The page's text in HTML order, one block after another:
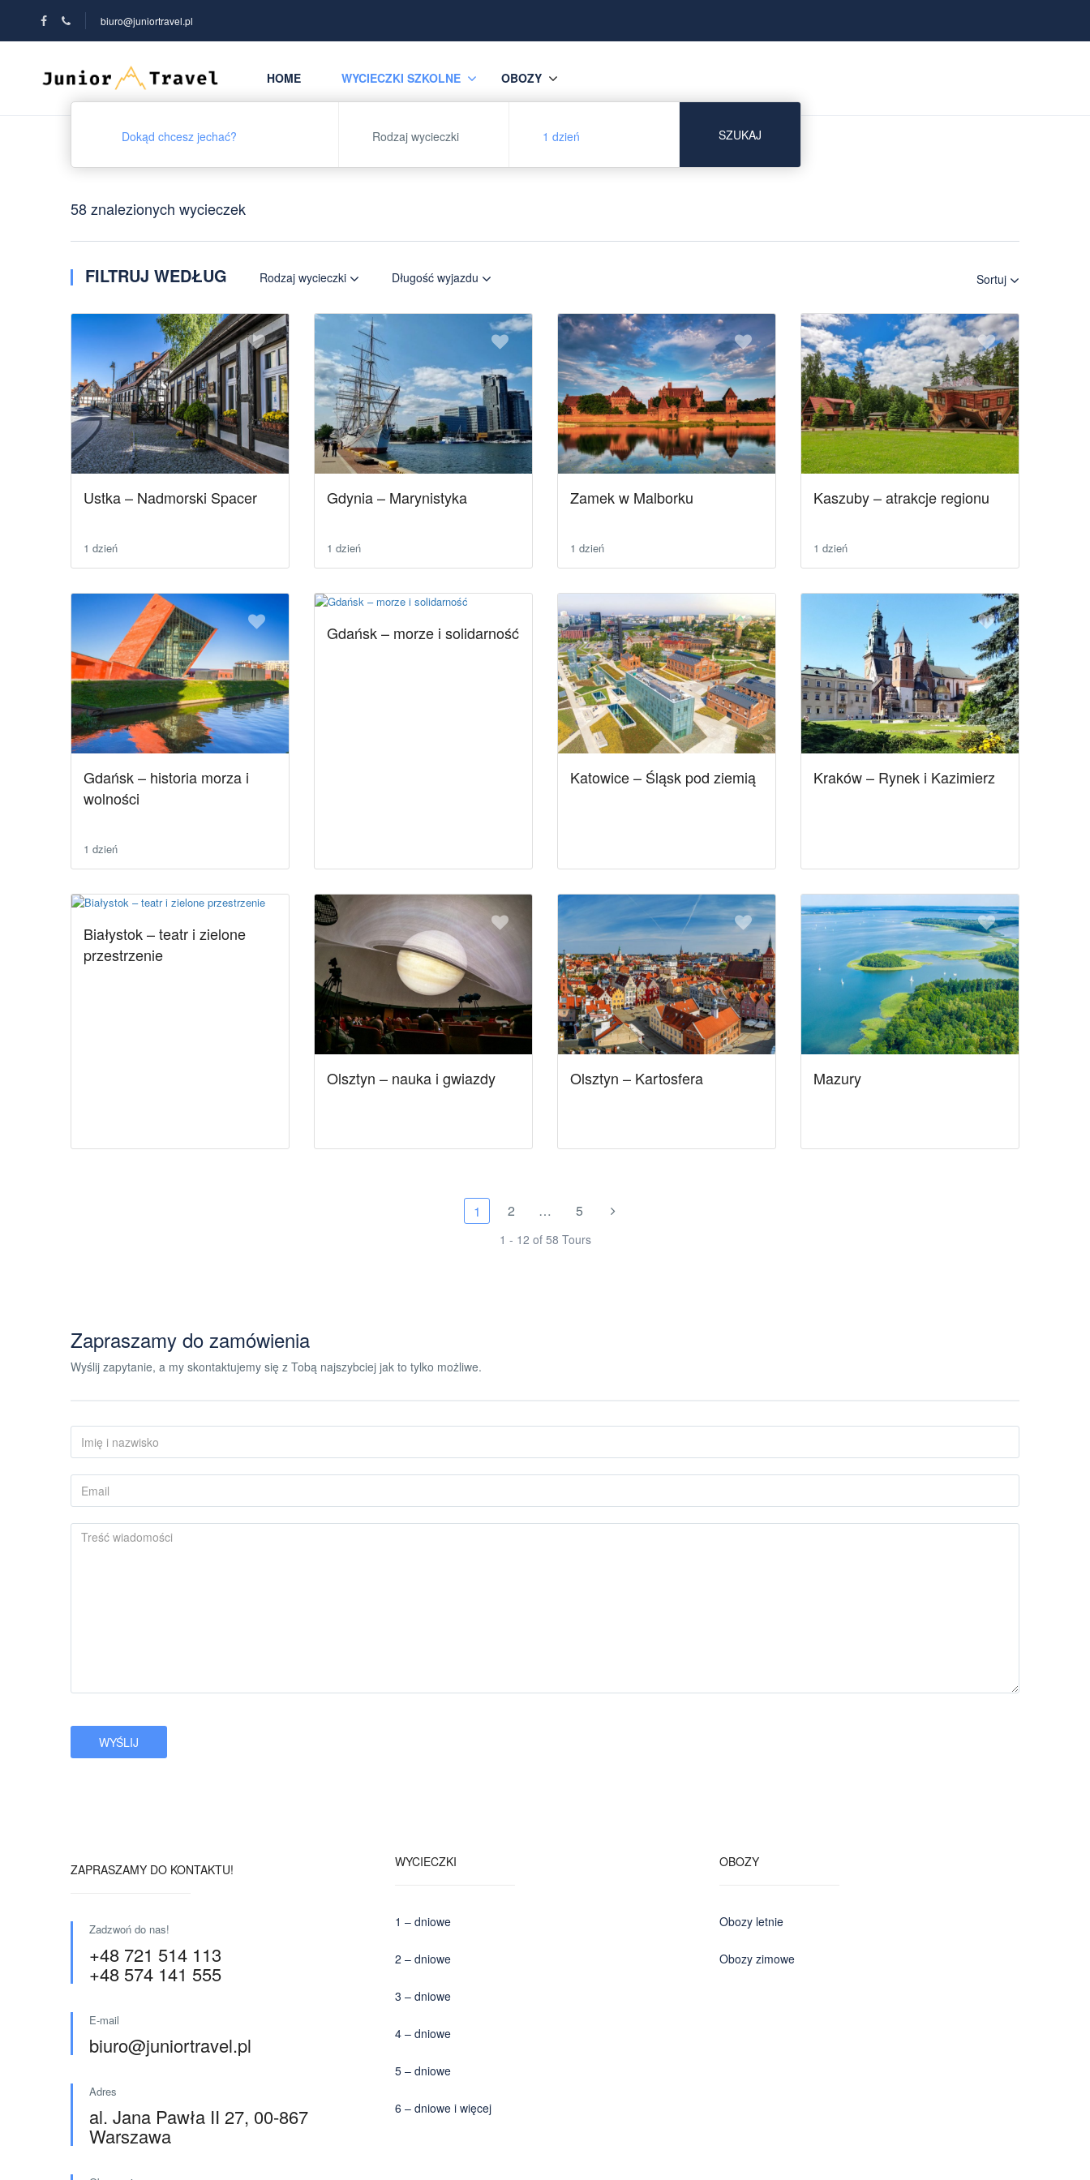
biuro@juniortravel.pl
HOME WYCIECZKI SZKOLNE OBOZY
Rodzaj wycieczki 1 dzień SZUKAJ
58 znalezionych wycieczek
FILTRUJ WEDŁUG Rodzaj wycieczki Długość wyjazdu Sortuj
Ustka – Nadmorski Spacer
1 dzień
Gdynia – Marynistyka
1 dzień
Zamek w Malborku
1 dzień
Kaszuby – atrakcje regionu
1 dzień
Gdańsk – historia morza i
wolności
1 dzień
Gdańsk – morze i solidarność
Katowice – Śląsk pod ziemią Kraków – Rynek i Kazimierz
Białystok – teatr i zielone
przestrzenie
Olsztyn – nauka i gwiazdy Olsztyn – Kartosfera Mazury
1 2 … 5
1 - 12 of 58 Tours
Zapraszamy do zamówienia
Wyślij zapytanie, a my skontaktujemy się z Tobą najszybciej jak to tylko możliwe.
ZAPRASZAMY DO KONTAKTU!
Zadzwoń do nas!
+48 721 514 113
+48 574 141 555
E-mail
biuro@juniortravel.pl
Adres
al. Jana Pawła II 27, 00-867
Warszawa
WYCIECZKI
1 – dniowe
2 – dniowe
3 – dniowe
4 – dniowe
5 – dniowe
6 – dniowe i więcej
OBOZY
Obozy letnie
Obozy zimowe